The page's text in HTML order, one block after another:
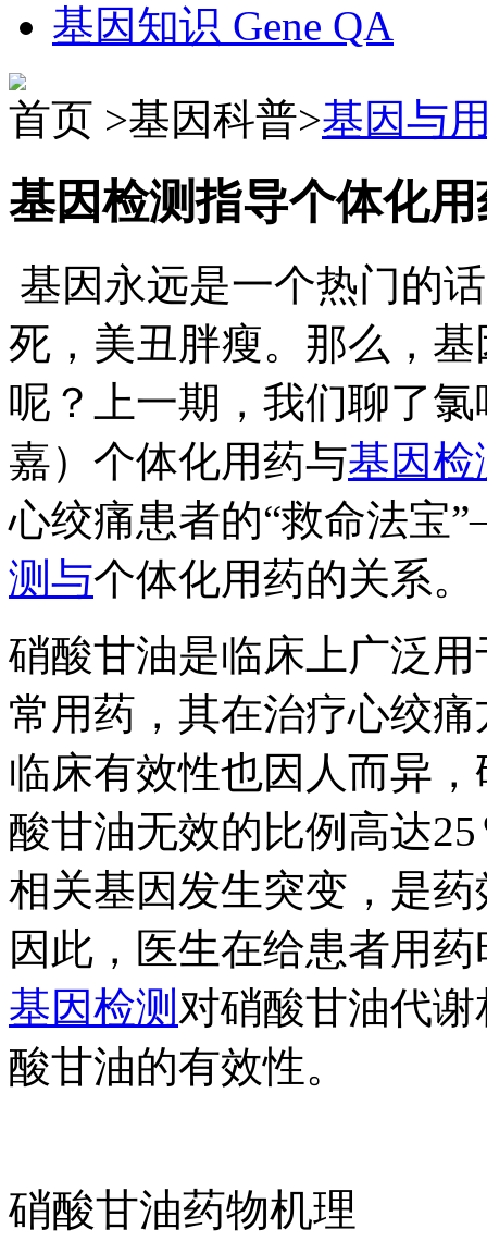
基因知识 Gene QA
首页 >基因科普>基因与
基因检测指导个体化
基因永远是一个热门的
死，美丑胖瘦。那么，
呢？上一期，我们聊了
嘉）个体化用药与基因检
心绞痛患者的“救命法
测与个体化用药的关系。
硝酸甘油是临床上广泛
常用药，其在治疗心绞
临床有效性也因人而异
酸甘油无效的比例高达
相关基因发生突变，是
因此，医生在给患者用
基因检测 对硝酸甘油代
酸甘油的有效性。
硝酸甘油药物机理